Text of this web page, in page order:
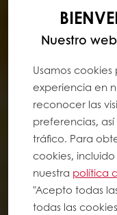
Nuestro
Usamos
experiencia en
reconocer las
preferencias,
tráfico. Para
cookies,
nuestra política
"Acepto todas
todas las